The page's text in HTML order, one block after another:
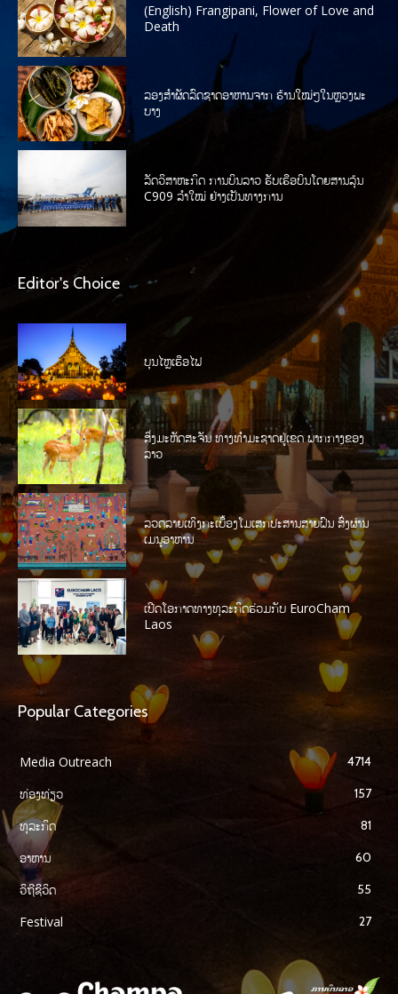
(English) Frangipani, Flower of Love and
Death
ລອງສໍາຜັດລົດຊາດອາຫານຈາກ ຮ້ານໃໝ່ໆໃນຫຼວງພະ
ບາງ
ລັດວິສາຫະກິດ ການບິນລາວ ຮັບເຮືອບິນໂດຍສານລຸ້ນ
C909 ລໍາໃໝ່ ຢ່າງເປັນທາງການ
Editor's Choice
ບຸນໄຫຼເຮືອໄຟ
ສິ່ງມະຫັດສະຈັນ ທາງທໍາມະຊາດຢູ່ເຂດ ພາກກາງຂອງ
ລາວ
ລວດລາຍເທິງກະເບື້ອງໂມເສກປະສານສາຍຝົນ ສົ່ງຜ່ານ
ເມນູອາຫານ
ເປີດໂອກາດທາງທຸລະກິດຮ່ວມກັບ EuroCham
Laos
Popular Categories
Media Outreach 4714
ທ່ອງທ່ຽວ 157
ທຸລະກິດ 81
ອາຫານ 60
ວິຖີຊີວິດ 55
Festival 27